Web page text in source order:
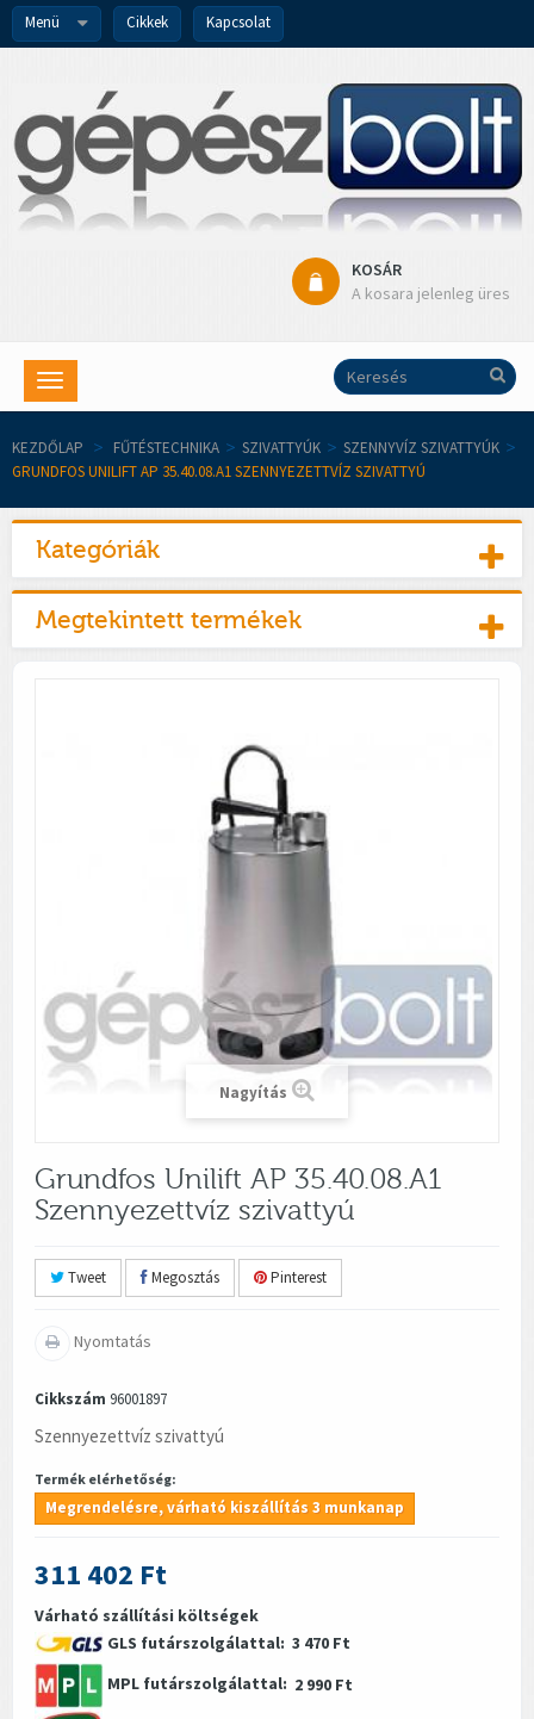
Menü Cikkek Kapcsolat
KOSÁR
A kosara jelenleg üres
Toggle
navigation
KEZDŐLAP > FŰTÉSTECHNIKA > SZIVATTYÚK > SZENNYVÍZ SZIVATTYÚK >
GRUNDFOS UNILIFT AP 35.40.08.A1 SZENNYEZETTVÍZ SZIVATTYÚ
Kategóriák
Megtekintett termékek
Nagyítás
Grundfos Unilift AP 35.40.08.A1
Szennyezettvíz szivattyú
Tweet Megosztás Pinterest
Nyomtatás
Cikkszám 96001897
Szennyezettvíz szivattyú
Termék elérhetőség:
Megrendelésre, várható kiszállítás 3 munkanap
311 402 Ft
Várható szállítási költségek
GLS futárszolgálattal: 3 470 Ft
MPL futárszolgálattal: 2 990 Ft